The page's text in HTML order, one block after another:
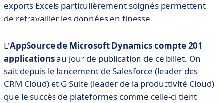
exports Excels particulièrement soignés permettent
de retravailler les données en finesse.
L'AppSource de Microsoft Dynamics compte 201
applicationsau jour de publication de ce billet. On
sait depuis le lancement de Salesforce (leader des
CRM Cloud) et G Suite (leader de la productivité Cloud)
que le succès de plateformes comme celle-ci tient